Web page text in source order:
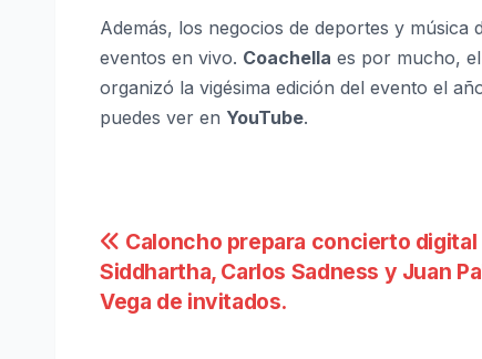
Además, los negocios de deportes y música
eventos en vivo. Coachella es por mucho,
organizó la vigésima edición del evento el
puedes ver en YouTube.
Navegación
de
Caloncho prepara concierto digital
Siddhartha, Carlos Sadness y Juan
Vega de invitados.